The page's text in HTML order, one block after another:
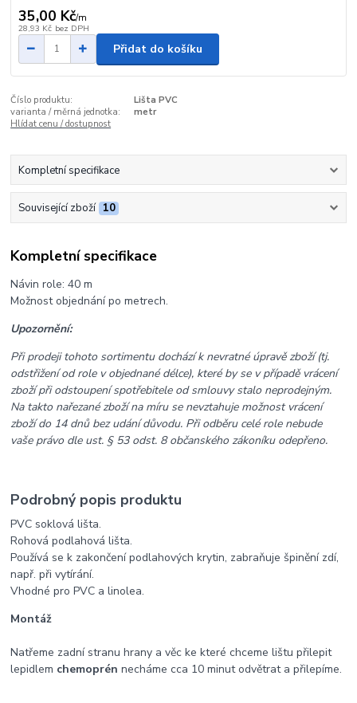
35,00 Kč/m
28,93 Kč bez DPH
Přidat do košíku
Číslo produktu:
Lišta PVC
varianta / měrná jednotka:
metr
Hlídat cenu / dostupnost
Kompletní specifikace
Související zboží 10
Kompletní specifikace
Návin role: 40 m
Možnost objednání po metrech.
Upozornění:
Při prodeji tohoto sortimentu dochází k nevratné úpravě zboží (tj.
odstřižení od role v objednané délce), které by se v případě vrácení
zboží při odstoupení spotřebitele od smlouvy stalo neprodejným.
Na takto nařezané zboží na míru se nevztahuje možnost vrácení
zboží do 14 dnů bez udání důvodu. Při odběru celé role nebude
vaše právo dle ust. § 53 odst. 8 občanského zákoníku odepřeno.
Podrobný popis produktu
PVC soklová lišta.
Rohová podlahová lišta.
Používá se k zakončení podlahových krytin, zabraňuje špinění zdí,
např. při vytírání.
Vhodné pro PVC a linolea.
Montáž
Natřeme zadní stranu hrany a věc ke které chceme lištu přilepit
lepidlem chemoprénnecháme cca 10 minut odvětrat a přilepíme.